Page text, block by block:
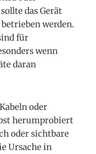
das Gerät
werden.
für
wenn
daran
oder
herumprobiert
oder sichtbare
Ursache in